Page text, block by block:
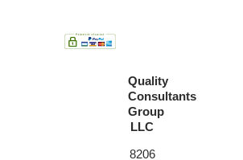
Quality
Consultants
Group
LLC
8206